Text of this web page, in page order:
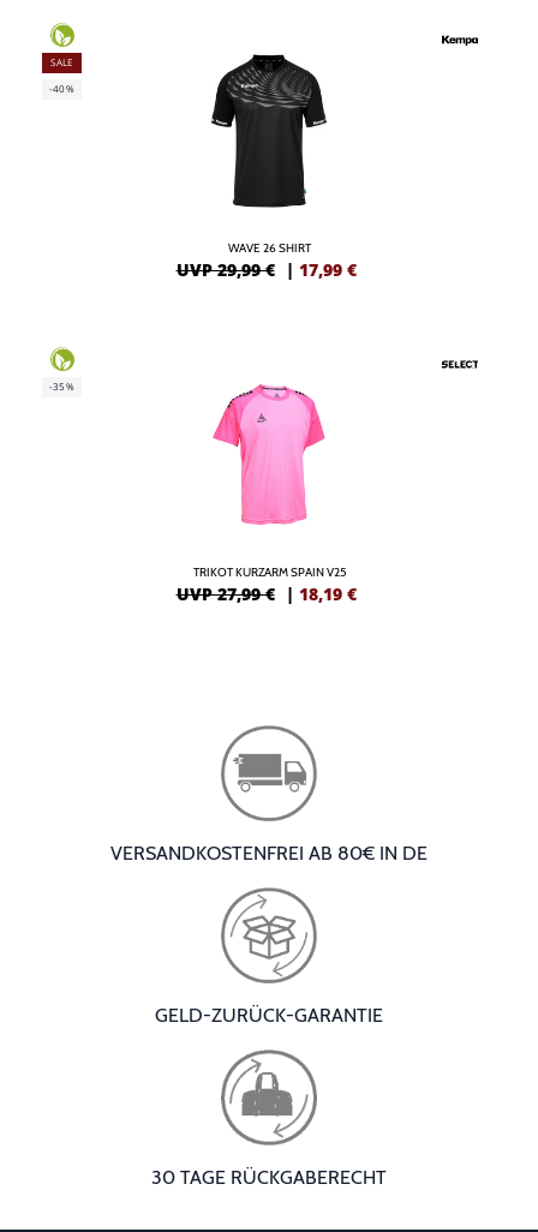
SALE
-40%
WAVE 26 SHIRT
UVP 29,99 € | 17,99 €
-35%
TRIKOT KURZARM SPAIN V25
UVP 27,99 € | 18,19 €
VERSANDKOSTENFREI AB 80€ IN DE
GELD-ZURÜCK-GARANTIE
30 TAGE RÜCKGABERECHT